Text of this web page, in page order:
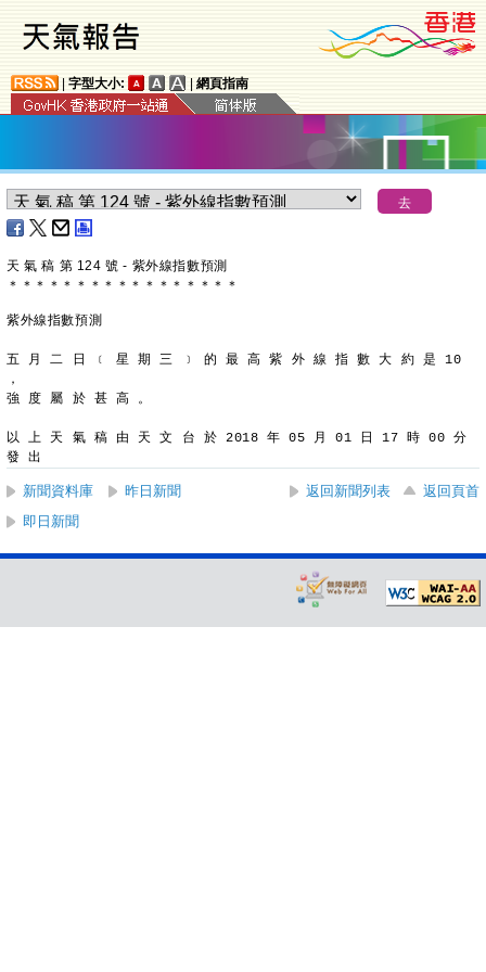
字型大小: 網頁指南
天 氣 稿 第 124 號 - 紫外線指數預測
＊ ＊ ＊ ＊ ＊ ＊ ＊ ＊ ＊ ＊ ＊ ＊ ＊ ＊ ＊ ＊ ＊
紫外線指數預測
五 月 二 日 ﹝ 星 期 三 ﹞ 的 最 高 紫 外 線 指 數 大 約 是 10
，
強 度 屬 於 甚 高 。
以 上 天 氣 稿 由 天 文 台 於 2018 年 05 月 01 日 17 時 00 分
發 出
新聞資料庫 昨日新聞 返回新聞列表
返回頁首
即日新聞